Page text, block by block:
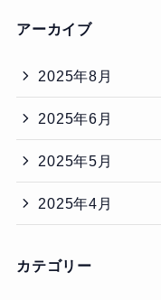
アーカイブ
2025年8月
2025年6月
2025年5月
2025年4月
カテゴリー